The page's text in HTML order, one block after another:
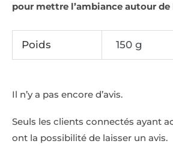
pour mettre l’ambiance autour de
Poids 150 g
Il n’y a pas encore d’avis.
Seuls les clients connectés ayant
ont la possibilité de laisser un avis.